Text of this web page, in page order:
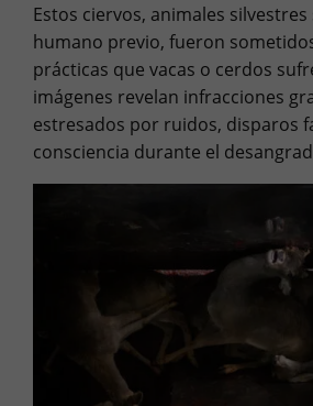
Estos ciervos, animales
humano previo, fueron
prácticas que vacas o cerdos
imágenes revelan infracciones
estresados por ruidos, disparos
consciencia durante el